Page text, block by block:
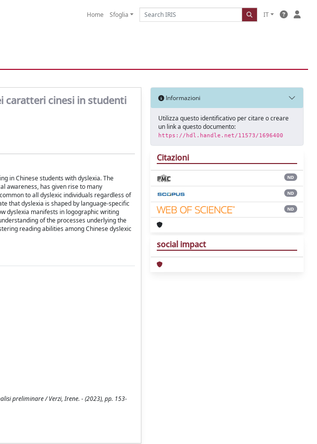
Home Sfoglia IT
caratteri cinesi in studenti
in Chinese students with dyslexia. The
awareness, has given rise to many
to all dyslexic individuals regardless of
that dyslexia is shaped by language-specific
dyslexia manifests in logographic writing
of the processes underlying the
reading abilities among Chinese dyslexic
preliminare / Verzi, Irene. - (2023), pp. 153-
Informazioni
Utilizza questo identificativo per citare o creare
un link a questo documento:
https://hdl.handle.net/11573/1696400
Citazioni
ND
ND
ND
social impact